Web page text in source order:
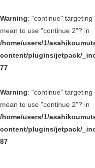
Warning: "continue"
mean to use "continue 2"? in
/home/users/1/
content/plugins/jetpack/
77
Warning: "continue"
mean to use "continue 2"? in
/home/users/1/
content/plugins/jetpack/
87